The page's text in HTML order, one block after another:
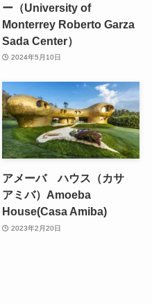
ー（University of
Monterrey Roberto Garza
Sada Center）
2024年5月10日
アメーバ ハウス（カサ
アミバ）Amoeba
House(Casa Amiba)
2023年2月20日